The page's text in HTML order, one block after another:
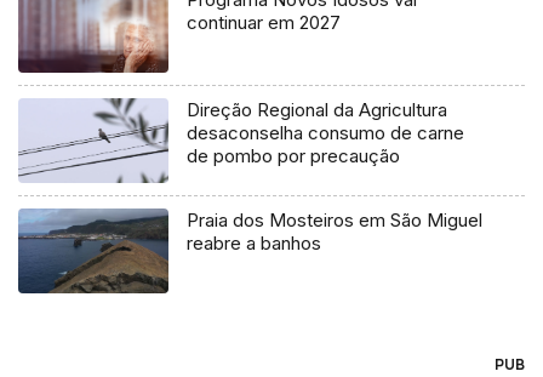
continuar em 2027
Direção Regional da Agricultura
desaconselha consumo de carne
de pombo por precaução
Praia dos Mosteiros em São Miguel
reabre a banhos
PUB